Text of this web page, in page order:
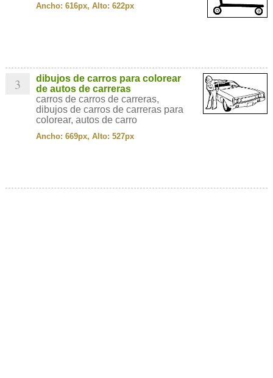
Ancho: 616px, Alto: 622px
3
dibujos de carros para colorear
de autos de carreras
carros de carros de carreras,
dibujos de carros de carreras para
colorear, autos de carro
Ancho: 669px, Alto: 527px